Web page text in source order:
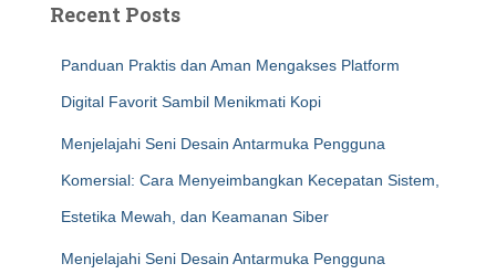
Recent Posts
Panduan Praktis dan Aman Mengakses Platform
Digital Favorit Sambil Menikmati Kopi
Menjelajahi Seni Desain Antarmuka Pengguna
Komersial: Cara Menyeimbangkan Kecepatan Sistem,
Estetika Mewah, dan Keamanan Siber
Menjelajahi Seni Desain Antarmuka Pengguna